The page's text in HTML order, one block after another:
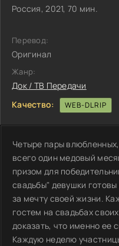
Россия, 2021, 70 мин.
Перевод:
Оригинал
Жанр:
Док / ТВ Передачи
Качество:
WEB-DLRIP
Четыре пары
всего один медовый
призом для
свадьбы" девушки
за мечту своей жизни.
гостем на свадьбах
доказать, что именно ее
Каждую неделю